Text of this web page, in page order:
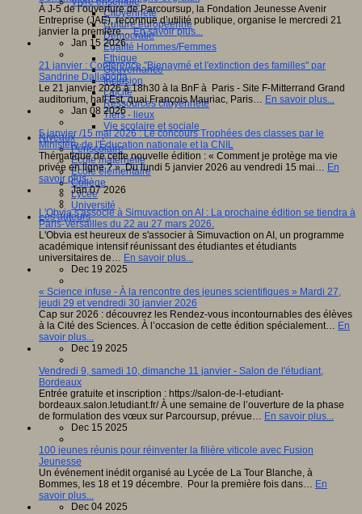
Citoyenneté
Culture européenne
Démocratie
Egalité Hommes/Femmes
Ethique
Gouvernance
Inclusion
Laïcité
Ressources citoyenneté
Tiers - lieux
Vie scolaire et sociale
Niveaux
Périscolaire
Ecole maternelle
Ecole élémentaire
Collège
Lycée
Université
Les auteurs
À J-5 de l’ouverture de Parcoursup, la Fondation Jeunesse Avenir
Entreprise (JAE), reconnue d’utilité publique, organise le mercredi 21
janvier la première…En savoir plus...
Jan 15 2026
21 janvier : Conférence "Bienaymé et l'extinction des familles" par
Sandrine Dallaporta
Le 21 janvier 2026 à 18h30 à la BnF à Paris - Site F-Mitterrand Grand
auditorium, hall Est, quai François Mauriac, Paris… En savoir plus...
Jan 08 2026
5 janvier /15 mai 2026 : Le concours Trophées des classes par le
Ministère de l'Éducation nationale et la CNIL
Thématique de cette nouvelle édition : « Comment je protège ma vie
privée en ligne ? ». Du lundi 5 janvier 2026 au vendredi 15 mai… En
savoir plus...
Jan 07 2026
L'Obvia s'associe à Simuvaction on AI : La prochaine édition se tiendra à
Paris-Versailles du 22 au 27 mars 2026.
L'Obvia est heureux de s'associer à Simuvaction on AI, un programme
académique intensif réunissant des étudiantes et étudiants
universitaires de… En savoir plus...
Dec 19 2025
« Science infuse - À la rencontre des jeunes scientifiques » Mardi 27,
jeudi 29 et vendredi 30 janvier 2026
Cap sur 2026 : découvrez les Rendez-vous incontournables des élèves
à la Cité des Sciences. À l’occasion de cette édition spécialement… En
savoir plus...
Dec 19 2025
Vendredi 9, samedi 10, dimanche 11 janvier - Salon de l'étudiant,
Bordeaux
Entrée gratuite et inscription : https://salon-de-l-etudiant-
bordeaux.salon.letudiant.fr/ À une semaine de l’ouverture de la phase
de formulation des vœux sur Parcoursup, prévue… En savoir plus...
Dec 15 2025
100 jeunes réunis pour réinventer la filière viticole avec Fusion
Jeunesse
Un événement inédit organisé au Lycée de La Tour Blanche, à
Bommes, les 18 et 19 décembre. Pour la première fois dans… En
savoir plus...
Dec 04 2025